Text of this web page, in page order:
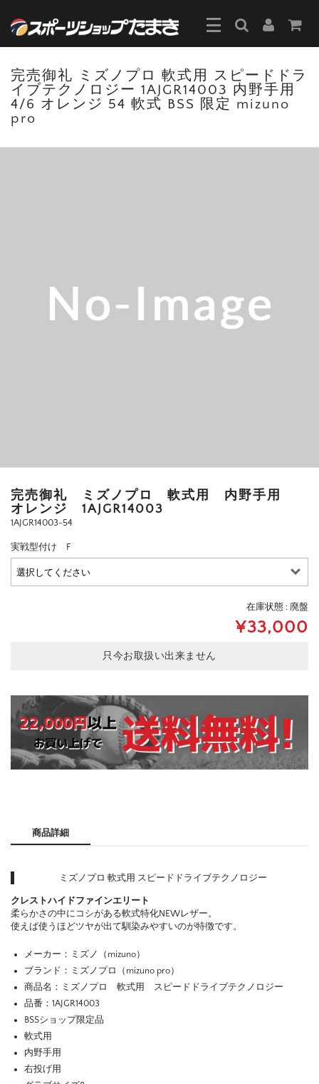
完売御礼 ミズノプロ 軟式用 スピードドラ
イブテクノロジー 1AJGR14003 内野手用
4/6 オレンジ 54 軟式 BSS 限定 mizuno
pro
完売御礼 ミズノプロ 軟式用 内野手用
オレンジ 1AJGR14003
1AJGR14003-54
実戦型付け F
在庫状態 : 廃盤
¥33,000
只今お取扱い出来ません
商品詳細
ミズノプロ 軟式用 スピードドライブテクノロジー
クレストハイドファインエリート
柔らかさの中にコシがある軟式特化NEWレザー。
使えば使うほどツヤが出て馴染みやすいのが特徴です。
メーカー：ミズノ（mizuno）
ブランド：ミズノプロ（mizuno pro）
商品名：ミズノプロ 軟式用 スピードドライブテクノロジー
品番：1AJGR14003
BSSショップ限定品
軟式用
内野手用
右投げ用